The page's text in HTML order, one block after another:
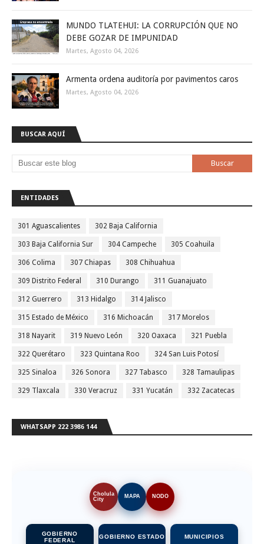
MUNDO TLATEHUI: LA CORRUPCIÓN QUE NO
DEBE GOZAR DE IMPUNIDAD
Martes, Agosto 04, 2026
Armenta ordena auditoría por pavimentos caros
Martes, Agosto 04, 2026
BUSCAR AQUÍ
ENTIDADES
301 Aguascalientes 302 Baja California
303 Baja California Sur 304 Campeche 305 Coahuila
306 Colima 307 Chiapas 308 Chihuahua
309 Distrito Federal 310 Durango 311 Guanajuato
312 Guerrero 313 Hidalgo 314 Jalisco
315 Estado de México 316 Michoacán 317 Morelos
318 Nayarit 319 Nuevo León 320 Oaxaca 321 Puebla
322 Querétaro 323 Quintana Roo 324 San Luis Potosí
325 Sinaloa 326 Sonora 327 Tabasco 328 Tamaulipas
329 Tlaxcala 330 Veracruz 331 Yucatán 332 Zacatecas
WHATSAPP 222 3986 144
Cholula
City
MAPA NODO
GOBIERNO
FEDERAL
GOBIERNO ESTADO MUNICIPIOS